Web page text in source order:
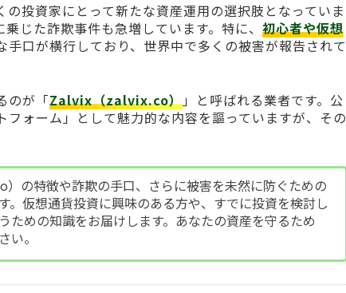
投資家にとって新たな資産運用の選択肢となっていま
じた詐欺事件も急増しています。特に、 初心者や仮想
手口が横行しており、世界中で多くの被害が報告されて
のが「Zalvix（zalvix.co）」と呼ばれる業者です。公
ォーム」として魅力的な内容を謳っていますが、その
の特徴や詐欺の手口、さらに被害を未然に防ぐための
。仮想通貨投資に興味のある方や、すでに投資を検討し
ための知識をお届けします。あなたの資産を守るため
い。